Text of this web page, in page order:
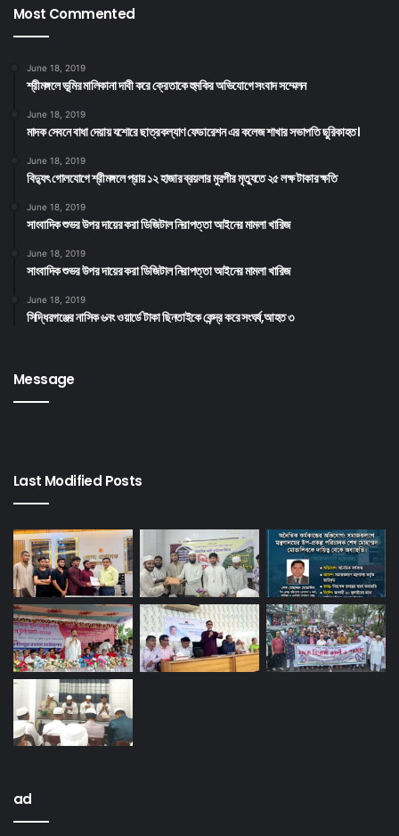
Most Commented
June 18, 2019
শ্রীমঙ্গলে ভূমির মালিকানা দাবী করে ক্রেতাকে হুমকির অভিযোগে সংবাদ সম্মেলন
June 18, 2019
মাদক সেবনে বাধা দেয়ায় যশোরে ছাত্রকল্যাণ ফেডারেশন এর কলেজ শাখার সভাপতি ছুরিকাহত।
June 18, 2019
বিদ্যুৎ গোলযোগে শ্রীমঙ্গলে প্রায় ১২ হাজার ব্রয়লার মুরগীর মৃত্যুতে ২৫ লক্ষ টাকার ক্ষতি
June 18, 2019
সাংবাদিক শুভর উপর দায়ের করা ডিজিটাল নিরাপত্তা আইনের মামলা খারিজ
June 18, 2019
সাংবাদিক শুভর উপর দায়ের করা ডিজিটাল নিরাপত্তা আইনের মামলা খারিজ
June 18, 2019
সিদ্ধিরগঞ্জের নাসিক ৬নং ওয়ার্ডে টাকা ছিনতাইকে কেন্দ্র করে সংঘর্ষ,আহত ৩
Message
Last Modified Posts
ad